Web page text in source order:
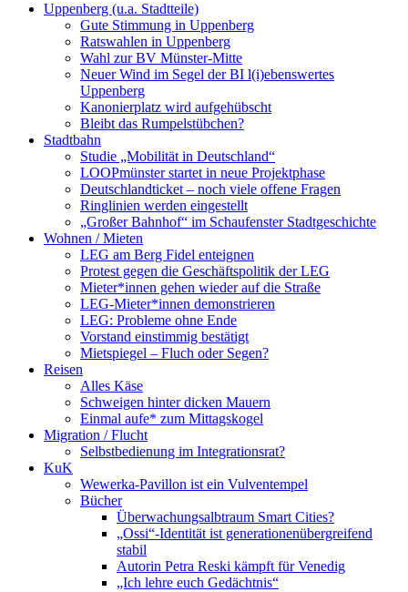
Uppenberg (u.a. Stadtteile)
Gute Stimmung in Uppenberg
Ratswahlen in Uppenberg
Wahl zur BV Münster-Mitte
Neuer Wind im Segel der BI l(i)ebenswertes
Uppenberg
Kanonierplatz wird aufgehübscht
Bleibt das Rumpelstübchen?
Stadtbahn
Studie „Mobilität in Deutschland“
LOOPmünster startet in neue Projektphase
Deutschlandticket – noch viele offene Fragen
Ringlinien werden eingestellt
„Großer Bahnhof“ im Schaufenster Stadtgeschichte
Wohnen / Mieten
LEG am Berg Fidel enteignen
Protest gegen die Geschäftspolitik der LEG
Mieter*innen gehen wieder auf die Straße
LEG-Mieter*innen demonstrieren
LEG: Probleme ohne Ende
Vorstand einstimmig bestätigt
Mietspiegel – Fluch oder Segen?
Reisen
Alles Käse
Schweigen hinter dicken Mauern
Einmal aufe* zum Mittagskogel
Migration / Flucht
Selbstbedienung im Integrationsrat?
KuK
Wewerka-Pavillon ist ein Vulventempel
Bücher
Überwachungsalbtraum Smart Cities?
„Ossi“-Identität ist generationenübergreifend
stabil
Autorin Petra Reski kämpft für Venedig
„Ich lehre euch Gedächtnis“